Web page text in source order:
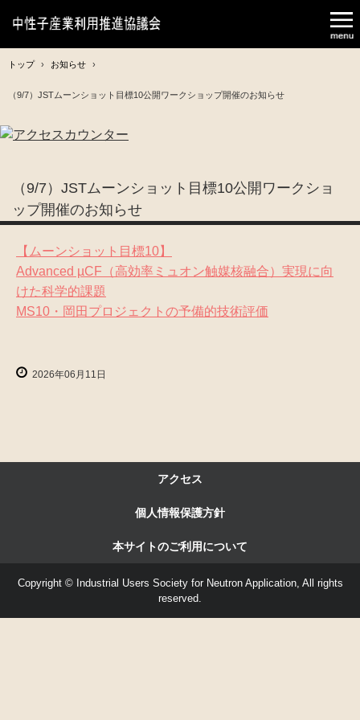
トップ › お知らせ ›
（9/7）JSTムーンショット目標10公開ワークショップ開催のお知らせ
（9/7）JSTムーンショット目標10公開ワークショ
ップ開催のお知らせ
【ムーンショット目標10】
Advanced µCF（高効率ミュオン触媒核融合）実現に向
けた科学的課題
MS10・岡田プロジェクトの予備的技術評価
2026年06月11日
アクセス
個人情報保護方針
本サイトのご利用について
Copyright © Industrial Users Society for Neutron Application, All rights
reserved.